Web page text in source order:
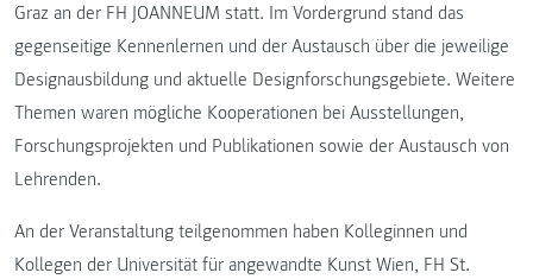
Graz an der FH JOANNEUM statt. Im Vordergrund stand das
gegenseitige Kennenlernen und der Austausch über die jeweilige
Designausbildung und aktuelle Designforschungsgebiete. Weitere
Themen waren mögliche Kooperationen bei Ausstellungen,
Forschungsprojekten und Publikationen sowie der Austausch von
Lehrenden.
An der Veranstaltung teilgenommen haben Kolleginnen und
Kollegen der Universität für angewandte Kunst Wien, FH St.